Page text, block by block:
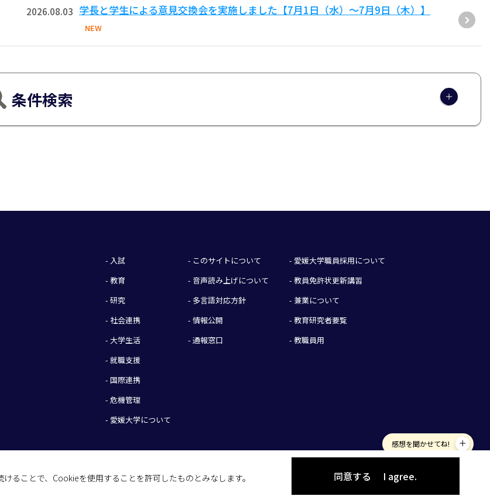
2026.08.03 学長と学生による意見交換会を実施しました【7月1日（水）～7月9日（木）】
NEW
条件検索
ることで、Cookieを使用することを許可したものとみなします。
同意する I agree.
感想を聞かせてね!
- 入試
- 教育
- 研究
- 社会連携
- 大学生活
- 就職支援
- 国際連携
- 危機管理
- 愛媛大学について
- このサイトについて
- 音声読み上げについて
- 多言語対応方針
- 情報公開
- 通報窓口
- 愛媛大学職員採用について
- 教員免許状更新講習
- 兼業について
- 教育研究者要覧
- 教職員用
(C) 2026 Ehime University.